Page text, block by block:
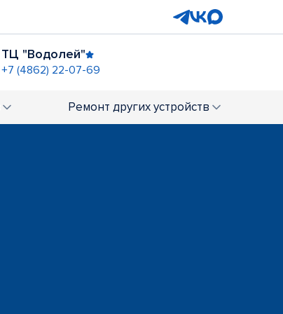
ТЦ "Водолей"
+7 (4862) 22-07-69
Ремонт других устройств